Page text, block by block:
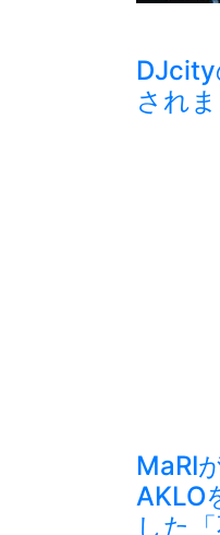
され
MaRI
AKLO
した